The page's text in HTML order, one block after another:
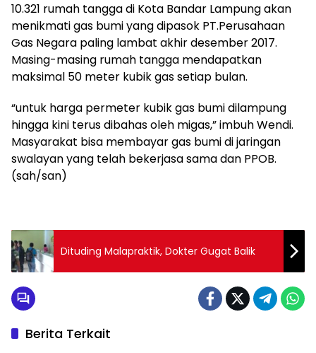
10.321 rumah tangga di Kota Bandar Lampung akan
menikmati gas bumi yang dipasok PT.Perusahaan
Gas Negara paling lambat akhir desember 2017.
Masing-masing rumah tangga mendapatkan
maksimal 50 meter kubik gas setiap bulan.
“untuk harga permeter kubik gas bumi dilampung
hingga kini terus dibahas oleh migas,” imbuh Wendi.
Masyarakat bisa membayar gas bumi di jaringan
swalayan yang telah bekerjasa sama dan PPOB.
(sah/san)
Dituding Malapraktik, Dokter Gugat Balik
Berita Terkait